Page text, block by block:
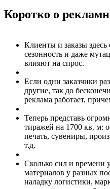
Коротко о
Клиенты и заказы
сезонность и даже
влияют на спрос.
Если одни заказчики
другие, так до
реклама работает,
Теперь представь
тиражей на 1700 кв. м:
печать, сувениры,
т.д.
Сколько сил и времени
материалов у разных
наладку логистики,